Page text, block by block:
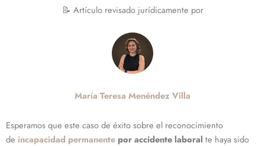
📝 Artículo revisado jurídicamente por
María Teresa Menéndez Villa
Esperamos que este caso de éxito sobre el reconocimiento
de incapacidad permanente por accidente laboral te haya sido